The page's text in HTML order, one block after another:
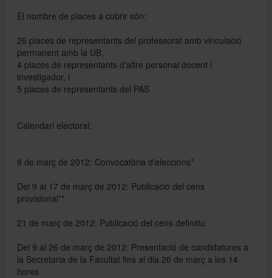
English
El nombre de places a cobrir són:
26 places de representants del professorat amb vinculació
permanent amb la UB,
4 places de representants d'altre personal docent i
investigador, i
5 places de representants del PAS
Calendari electoral:
8 de març de 2012: Convocatòria d'eleccions*
Del 9 al 17 de març de 2012: Publicació del cens
provisional**
21 de març de 2012: Publicació del cens definitiu
Del 9 al 26 de març de 2012: Presentació de candidatures a
la Secretaria de la Facultat fins al dia 26 de març a les 14
hores